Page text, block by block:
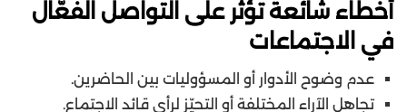
أخطاء شائعة تؤثر على التواصل الفعّال
في الاجتماعات
عدم وضوح الأدوار أو المسؤوليات بين الحاضرين.
تجاهل الآراء المختلفة أو التحيّز لرأي قائد الاجتماع.